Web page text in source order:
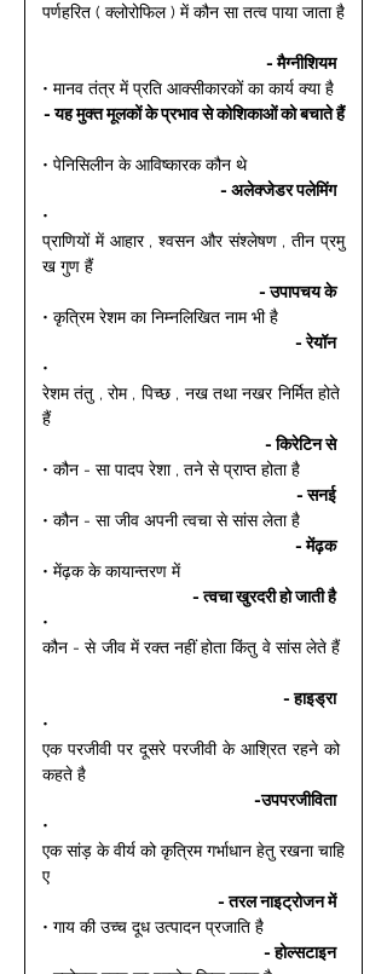
पर्णहरित ( क्लोरोफिल ) में कौन सा तत्व पाया जाता है
- मैग्नीशियम
• मानव तंत्र में प्रति आक्सीकारकों का कार्य क्या है
- यह मुक्त मूलकों के प्रभाव से कोशिकाओं को बचाते हैं
• पेनिसिलीन के आविष्कारक कौन थे
- अलेक्जेडर पलेमिंग
•
प्राणियों में आहार , श्वसन और संश्लेषण , तीन प्रमु
ख गुण हैं
- उपापचय के
• कृत्रिम रेशम का निम्नलिखित नाम भी है
- रेयॉन
•
रेशम तंतु , रोम , पिच्छ , नख तथा नखर निर्मित होते
हैं
- किरेटिन से
• कौन - सा पादप रेशा , तने से प्राप्त होता है
- सनई
• कौन - सा जीव अपनी त्वचा से सांस लेता है
- मेंढ़क
• मेंढ़क के कायान्तरण में
- त्वचा खुरदरी हो जाती है
•
कौन - से जीव में रक्त नहीं होता किंतु वे सांस लेते हैं
- हाइड्रा
•
एक परजीवी पर दूसरे परजीवी के आश्रित रहने को
कहते है
-उपपरजीविता
•
एक सांड़ के वीर्य को कृत्रिम गर्भाधान हेतु रखना चाहि
ए
- तरल नाइट्रोजन में
• गाय की उच्च दूध उत्पादन प्रजाति है
- होल्सटाइन